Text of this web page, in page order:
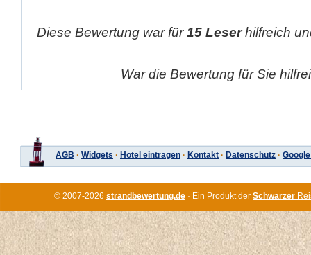
Diese Bewertung war für15 Leserhilfreich
War die Bewertung für Sie
AGB · Widgets · Hotel eintragen · Kontakt · Datenschutz ·
© 2007-2026 strandbewertung.de · Ein Produkt der Schwarzer